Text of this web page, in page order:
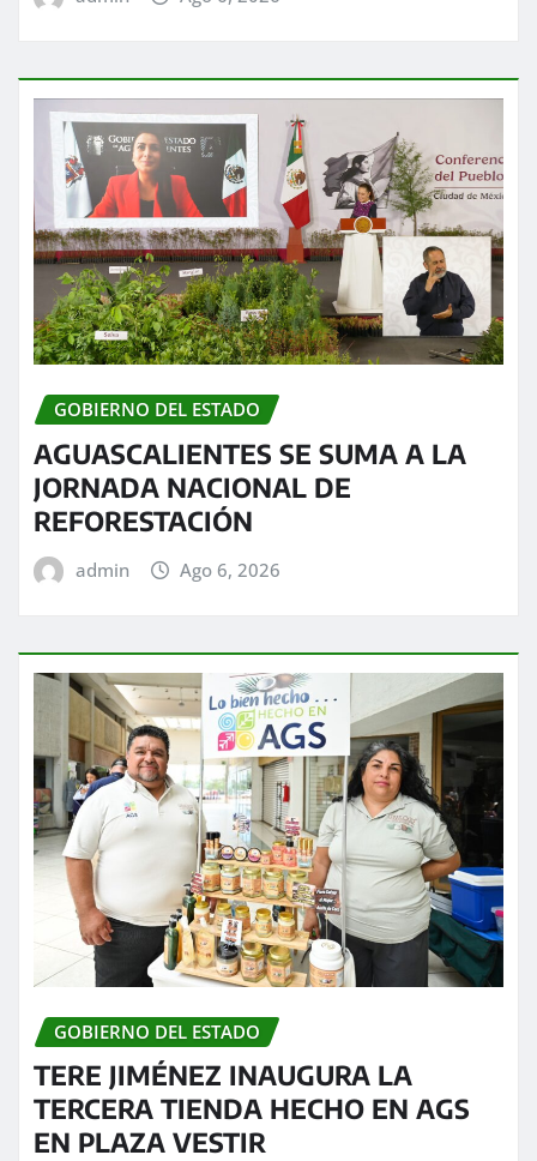
GOBIERNO DEL ESTADO
AGUASCALIENTES SE SUMA A LA
JORNADA NACIONAL DE
REFORESTACIÓN
admin Ago 6, 2026
GOBIERNO DEL ESTADO
TERE JIMÉNEZ INAUGURA LA
TERCERA TIENDA HECHO EN AGS
EN PLAZA VESTIR